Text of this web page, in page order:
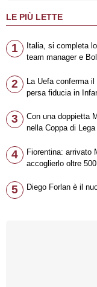
LE PIÙ LETTE
1
Italia, si completa
team manager e
2
La Uefa conferma
persa fiducia in
3
Con una doppietta
nella Coppa di Lega
4
Fiorentina: arrivato
accoglierlo oltre
5 Diego Forlan è il